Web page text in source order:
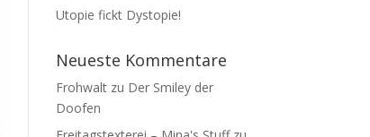
Utopie fickt Dystopie!
Neueste Kommentare
Frohwaltzu Der Smiley der
Doofen